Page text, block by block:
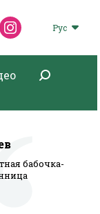
Рус
бабочка-